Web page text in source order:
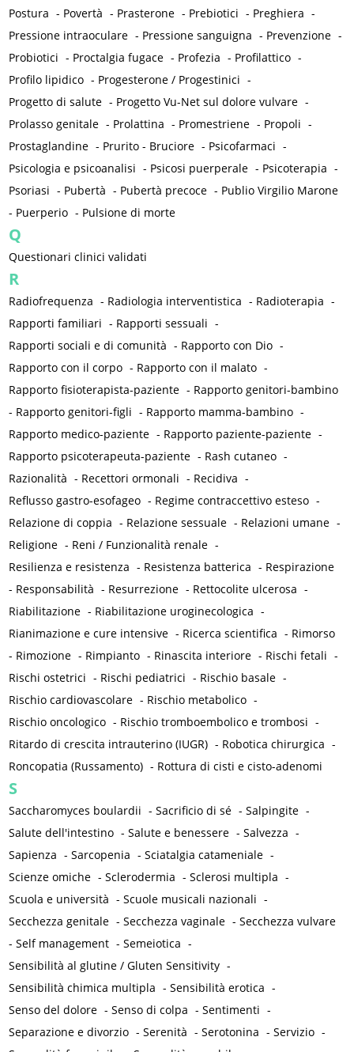
Postura - Povertà - Prasterone - Prebiotici - Preghiera -
Pressione intraoculare - Pressione sanguigna - Prevenzione -
Probiotici - Proctalgia fugace - Profezia - Profilattico -
Profilo lipidico - Progesterone / Progestinici -
Progetto di salute - Progetto Vu-Net sul dolore vulvare -
Prolasso genitale - Prolattina - Promestriene - Propoli -
Prostaglandine - Prurito - Bruciore - Psicofarmaci -
Psicologia e psicoanalisi - Psicosi puerperale - Psicoterapia -
Psoriasi - Pubertà - Pubertà precoce - Publio Virgilio Marone
- Puerperio - Pulsione di morte
Q
Questionari clinici validati
R
Radiofrequenza - Radiologia interventistica - Radioterapia -
Rapporti familiari - Rapporti sessuali -
Rapporti sociali e di comunità - Rapporto con Dio -
Rapporto con il corpo - Rapporto con il malato -
Rapporto fisioterapista-paziente - Rapporto genitori-bambino
- Rapporto genitori-figli - Rapporto mamma-bambino -
Rapporto medico-paziente - Rapporto paziente-paziente -
Rapporto psicoterapeuta-paziente - Rash cutaneo -
Razionalità - Recettori ormonali - Recidiva -
Reflusso gastro-esofageo - Regime contraccettivo esteso -
Relazione di coppia - Relazione sessuale - Relazioni umane -
Religione - Reni / Funzionalità renale -
Resilienza e resistenza - Resistenza batterica - Respirazione
- Responsabilità - Resurrezione - Rettocolite ulcerosa -
Riabilitazione - Riabilitazione uroginecologica -
Rianimazione e cure intensive - Ricerca scientifica - Rimorso
- Rimozione - Rimpianto - Rinascita interiore - Rischi fetali -
Rischi ostetrici - Rischi pediatrici - Rischio basale -
Rischio cardiovascolare - Rischio metabolico -
Rischio oncologico - Rischio tromboembolico e trombosi -
Ritardo di crescita intrauterino (IUGR) - Robotica chirurgica -
Roncopatia (Russamento) - Rottura di cisti e cisto-adenomi
S
Saccharomyces boulardii -Sacrificio di sé -Salpingite -
Salute dell'intestino -Salute e benessere -Salvezza -
Sapienza -Sarcopenia -Sciatalgia catameniale -
Scienze omiche -Sclerodermia -Sclerosi multipla -
Scuola e università -Scuole musicali nazionali -
Secchezza genitale -Secchezza vaginale -Secchezza vulvare
-Self management -Semeiotica -
Sensibilità al glutine / Gluten Sensitivity -
Sensibilità chimica multipla -Sensibilità erotica -
Senso del dolore -Senso di colpa -Sentimenti -
Separazione e divorzio -Serenità -Serotonina -Servizio -